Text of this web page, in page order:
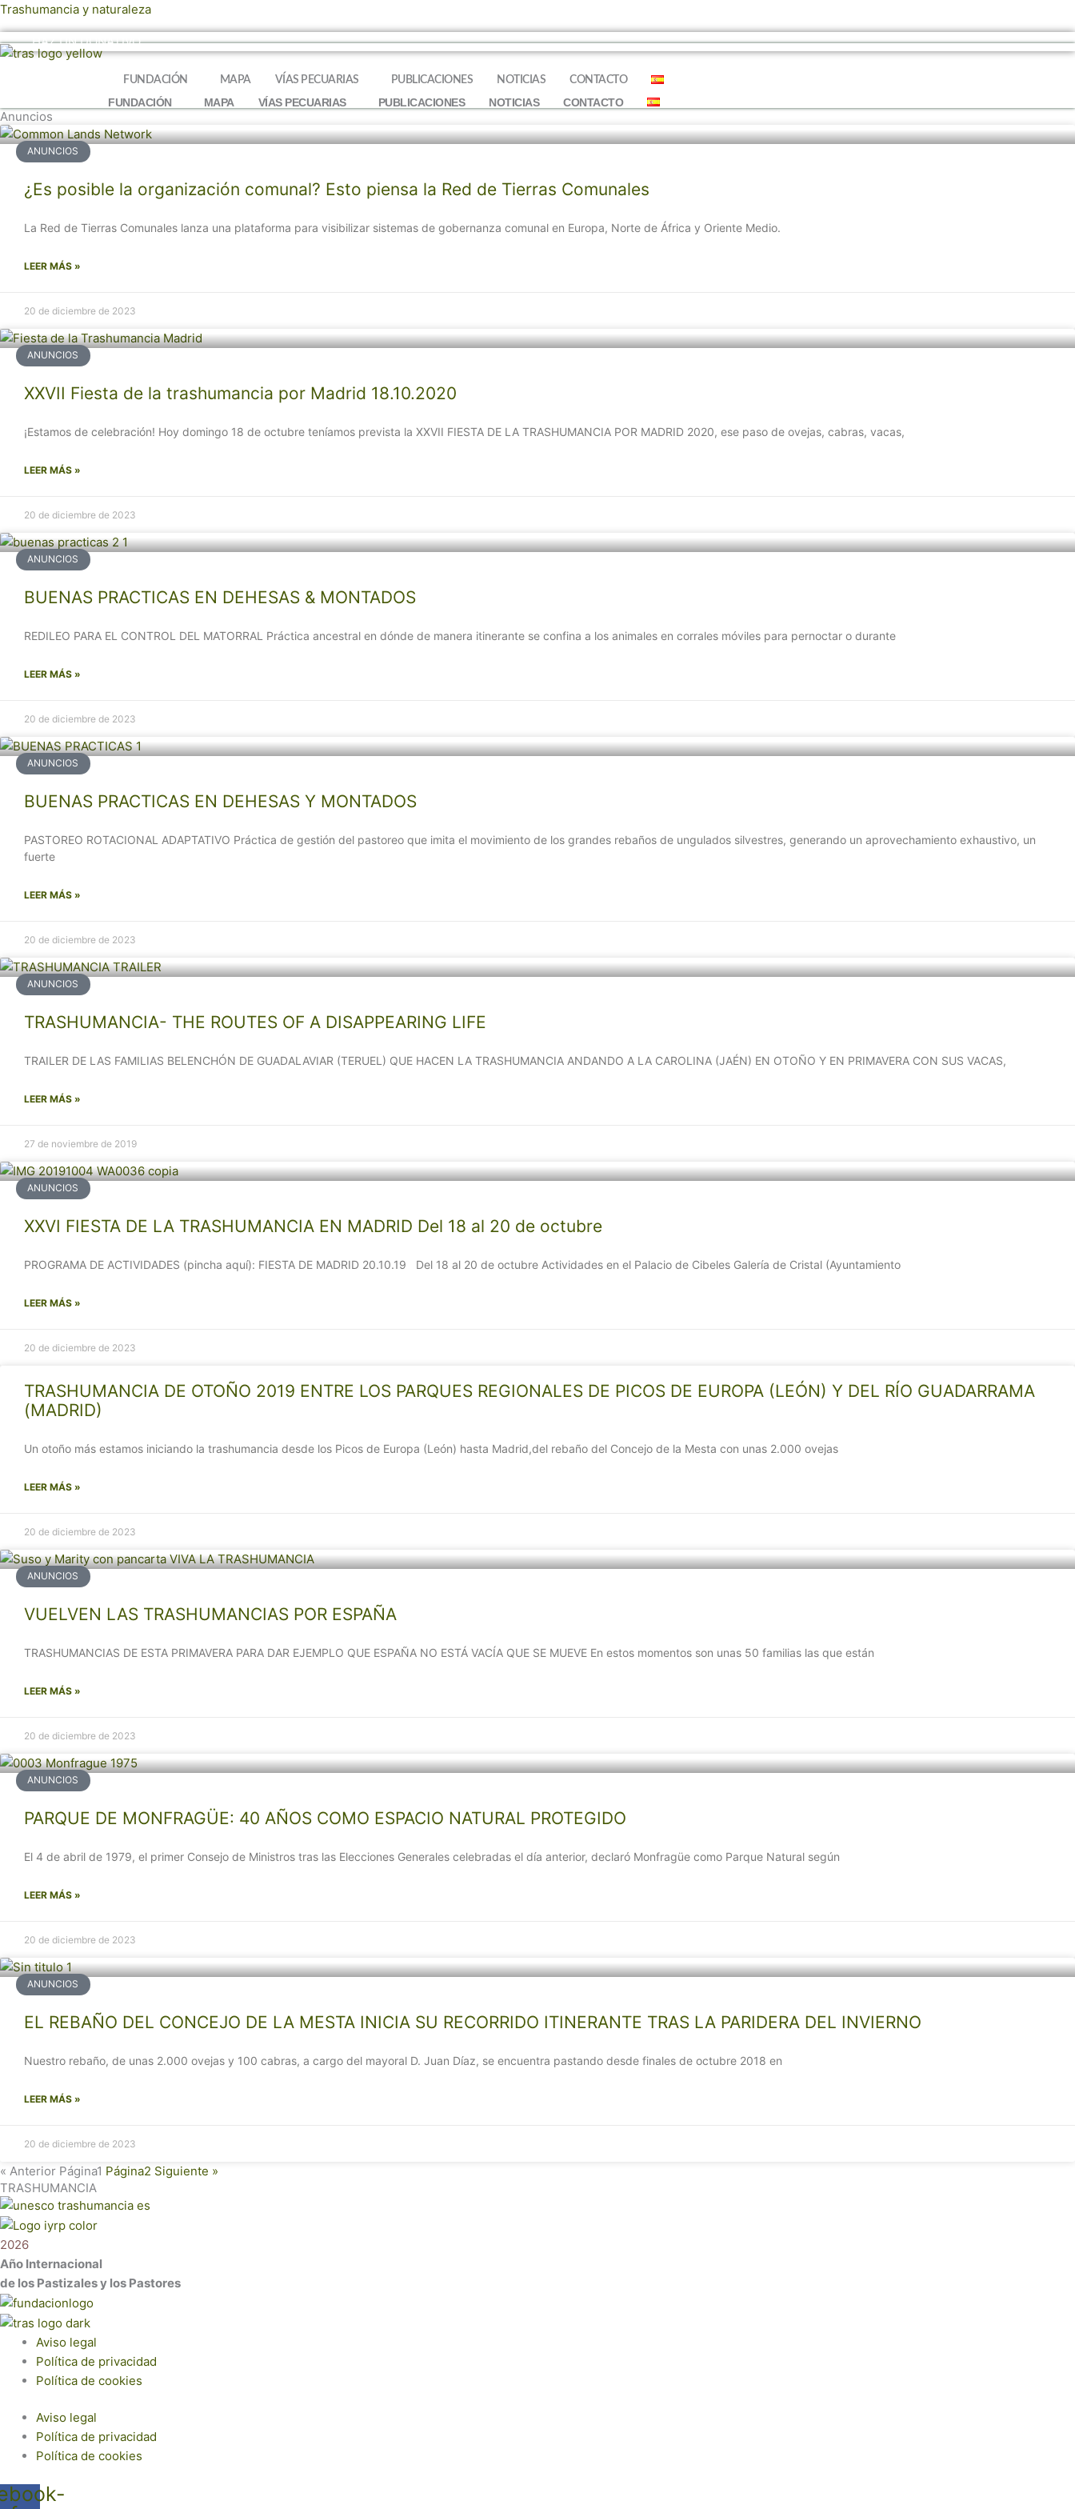
Ir
al
contenido
Trashumancia y naturaleza
HAZ UN DONATIVO
FUNDACIÓN MAPA VÍAS PECUARIAS PUBLICACIONES NOTICIAS CONTACTO
FUNDACIÓN MAPA VÍAS PECUARIAS PUBLICACIONES NOTICIAS CONTACTO
Anuncios
ANUNCIOS
¿Es posible la organización comunal? Esto piensa la Red de Tierras Comunales
La Red de Tierras Comunales lanza una plataforma para visibilizar sistemas de gobernanza comunal en Europa, Norte de África y Oriente Medio.
LEER MÁS »
20 de diciembre de 2023
ANUNCIOS
XXVII Fiesta de la trashumancia por Madrid 18.10.2020
¡Estamos de celebración! Hoy domingo 18 de octubre teníamos prevista la XXVII FIESTA DE LA TRASHUMANCIA POR MADRID 2020, ese paso de ovejas, cabras, vacas,
LEER MÁS »
20 de diciembre de 2023
ANUNCIOS
BUENAS PRACTICAS EN DEHESAS & MONTADOS
REDILEO PARA EL CONTROL DEL MATORRAL Práctica ancestral en dónde de manera itinerante se confina a los animales en corrales móviles para pernoctar o durante
LEER MÁS »
20 de diciembre de 2023
ANUNCIOS
BUENAS PRACTICAS EN DEHESAS Y MONTADOS
PASTOREO ROTACIONAL ADAPTATIVO Práctica de gestión del pastoreo que imita el movimiento de los grandes rebaños de ungulados silvestres, generando un aprovechamiento exhaustivo, un
fuerte
LEER MÁS »
20 de diciembre de 2023
ANUNCIOS
TRASHUMANCIA- THE ROUTES OF A DISAPPEARING LIFE
TRAILER DE LAS FAMILIAS BELENCHÓN DE GUADALAVIAR (TERUEL) QUE HACEN LA TRASHUMANCIA ANDANDO A LA CAROLINA (JAÉN) EN OTOÑO Y EN PRIMAVERA CON SUS VACAS,
LEER MÁS »
27 de noviembre de 2019
ANUNCIOS
XXVI FIESTA DE LA TRASHUMANCIA EN MADRID Del 18 al 20 de octubre
PROGRAMA DE ACTIVIDADES (pincha aquí): FIESTA DE MADRID 20.10.19 Del 18 al 20 de octubre Actividades en el Palacio de Cibeles Galería de Cristal (Ayuntamiento
LEER MÁS »
20 de diciembre de 2023
TRASHUMANCIA DE OTOÑO 2019 ENTRE LOS PARQUES REGIONALES DE PICOS DE EUROPA (LEÓN) Y DEL RÍO GUADARRAMA
(MADRID)
Un otoño más estamos iniciando la trashumancia desde los Picos de Europa (León) hasta Madrid,del rebaño del Concejo de la Mesta con unas 2.000 ovejas
LEER MÁS »
20 de diciembre de 2023
ANUNCIOS
VUELVEN LAS TRASHUMANCIAS POR ESPAÑA
TRASHUMANCIAS DE ESTA PRIMAVERA PARA DAR EJEMPLO QUE ESPAÑA NO ESTÁ VACÍA QUE SE MUEVE En estos momentos son unas 50 familias las que están
LEER MÁS »
20 de diciembre de 2023
ANUNCIOS
PARQUE DE MONFRAGÜE: 40 AÑOS COMO ESPACIO NATURAL PROTEGIDO
El 4 de abril de 1979, el primer Consejo de Ministros tras las Elecciones Generales celebradas el día anterior, declaró Monfragüe como Parque Natural según
LEER MÁS »
20 de diciembre de 2023
ANUNCIOS
EL REBAÑO DEL CONCEJO DE LA MESTA INICIA SU RECORRIDO ITINERANTE TRAS LA PARIDERA DEL INVIERNO
Nuestro rebaño, de unas 2.000 ovejas y 100 cabras, a cargo del mayoral D. Juan Díaz, se encuentra pastando desde finales de octubre 2018 en
LEER MÁS »
20 de diciembre de 2023
« Anterior Página1 Página2 Siguiente »
TRASHUMANCIA
2026
Año Internacional
de los Pastizales y los Pastores
Aviso legal
Política de privacidad
Política de cookies
Aviso legal
Política de privacidad
Política de cookies